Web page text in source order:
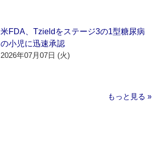
米FDA、Tzieldをステージ3の1型糖尿病
の小児に迅速承認
2026年07月07日 (火)
もっと見る »